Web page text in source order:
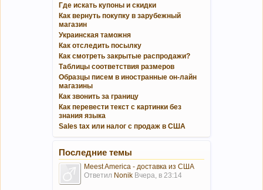
Где искать купоны и скидки
Как вернуть покупку в зарубежный
магазин
Украинская таможня
Как отследить посылку
Как смотреть закрытые распродажи?
Таблицы соответствия размеров
Образцы писем в иностранные он-лайн
магазины
Как звонить за границу
Как перевести текст с картинки без
знания языка
Sales tax или налог с продаж в США
Последние темы
Meest America - доставка из США
Ответил Nonik Вчера, в 23:14